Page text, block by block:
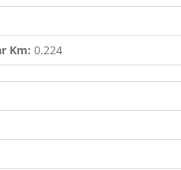
Km: 0.224